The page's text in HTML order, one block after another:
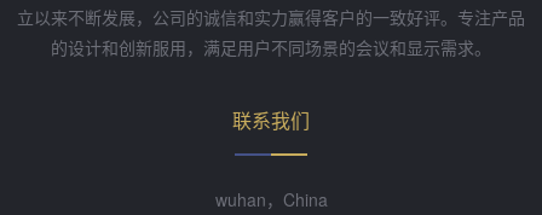
立以来不断发展，公司的诚信和实力赢得客户的一致好评。专注产品
的设计和创新服用，满足用户不同场景的会议和显示需求。
联系我们
wuhan，China